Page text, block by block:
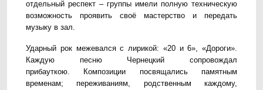
отдельный респект – группы имели полную техническую
возможность проявить своё мастерство и передать
музыку в зал.
Ударный рок межевался с лирикой: «20 и 6», «Дороги».
Каждую песню Чернецкий сопровождал
прибауткою. Композиции посвящались памятным
временам; переживаниям, родственным каждому,